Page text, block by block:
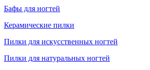
Бафы для ногтей
Керамические пилки
Пилки для искусственных ногтей
Пилки для натуральных ногтей